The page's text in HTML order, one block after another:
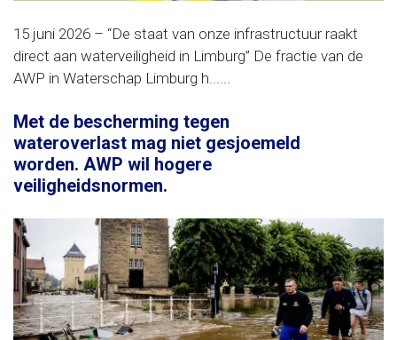
15 juni 2026 – “De staat van onze infrastructuur raakt
direct aan waterveiligheid in Limburg” De fractie van de
AWP in Waterschap Limburg h......
Met de bescherming tegen
wateroverlast mag niet gesjoemeld
worden. AWP wil hogere
veiligheidsnormen.